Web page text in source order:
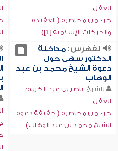
العقل
جزء من محاضرة ( العقيدة
والحركات الإسلامية [1])
الفهرس:مداخلة
الدكتور سهل حول
دعوة الشيخ محمد بن عبد
الوهاب
للشيخ: ناصر بن عبد الكريم
العقل
جزء من محاضرة ( حقيقة دعوة
الشيخ محمد بن عبد الوهاب)